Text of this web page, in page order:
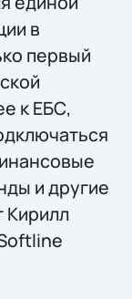
в
первый
к ЕБС,
и другие
Кирилл